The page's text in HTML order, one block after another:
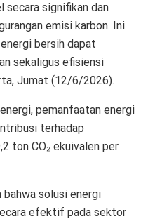
secara signifikan dan
emisi karbon. Ini
bersih dapat
sekaligus efisiensi
Jumat (12/6/2026).
pemanfaatan energi
terhadap
ton CO₂ ekuivalen per
bahwa solusi energi
efektif pada sektor